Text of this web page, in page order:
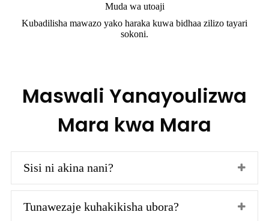
Muda wa utoaji
Kubadilisha mawazo yako haraka kuwa bidhaa zilizo tayari
sokoni.
Maswali Yanayoulizwa
Mara kwa Mara
Sisi ni akina nani?
Tunawezaje kuhakikisha ubora?